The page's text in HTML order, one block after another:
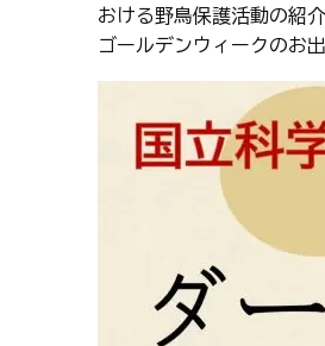
おける野鳥保護活動の紹
ゴールデンウィークのお